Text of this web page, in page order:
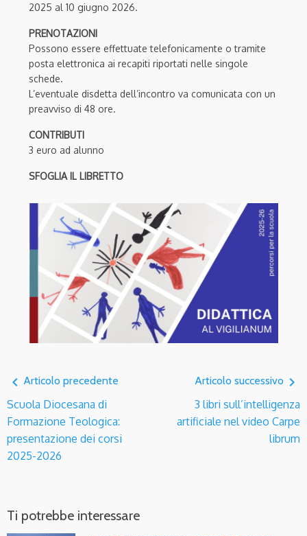
2025 al 10 giugno 2026.
PRENOTAZIONI
Possono essere effettuate telefonicamente o tramite
posta elettronica ai recapiti riportati nelle singole
schede.
L’eventuale disdetta dell’incontro va comunicata con un
preavviso di 48 ore.
CONTRIBUTI
3 euro ad alunno
SFOGLIA IL LIBRETTO
navigate_before Articolo precedente
Scuola Diocesana di
Formazione Teologica:
presentazione dei corsi
2025-2026
Articolo successivo navigate_next
3 libri sull’intelligenza
artificiale nel video Carpe
librum
Ti potrebbe interessare